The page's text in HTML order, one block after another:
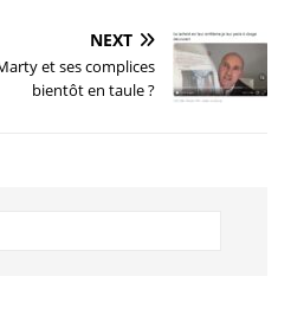
NEXT
et ses complices
bientôt en taule ?